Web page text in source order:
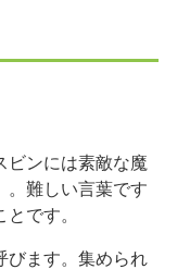
ビンには素敵な魔
。難しい言葉です
です。
びます。集められ